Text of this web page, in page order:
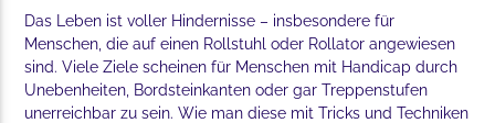
Das Leben ist voller Hindernisse – insbesondere für
Menschen, die auf einen Rollstuhl oder Rollator angewiesen
sind. Viele Ziele scheinen für Menschen mit Handicap durch
Unebenheiten, Bordsteinkanten oder gar Treppenstufen
unerreichbar zu sein. Wie man diese mit Tricks und Techniken